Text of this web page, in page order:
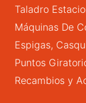
Taladro
Máquinas De
Espigas,
Puntos
Recambios y